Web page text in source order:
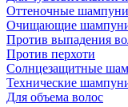
Оттеночные шампуни
Очищающие
Против выпадения
Против перхоти
Солнцезащитные
Технические
Для объема волос